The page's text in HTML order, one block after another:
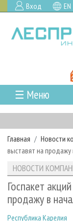
Вход EN
☰ Меню
ГЛАВНАЯ
РУБРИКИ И ТЕМЫ
РУБРИКИ
ЛЕСНОЕ
ЛЕСОПИЛЕНИЕ
НОВОСТИ
КАЛЕНДАРЬ
НОВОСТИ ЛПК
НОВОСТИ
ПРОЕКТЫ ЛПИ
АНАЛИТИКА
ПРЕДПРИЯТИЯ
АРХИВ
СТАТЬИ
О ЖУРНАЛЕ
ПОДПИСКА
РЕКЛАМОДАТЕЛЯМ
Главная Новости
выставят на продажу
НОВОСТИ
Госпакет
продажу в
Республика Карелия